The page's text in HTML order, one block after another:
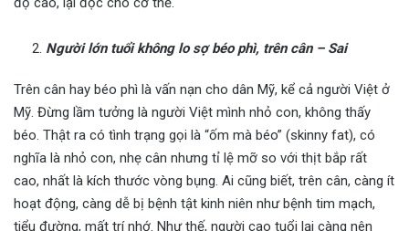
Người lớn tuổi không lo sợ béo phì, trên cân – Sai
Trên cân hay béo phì là vấn nạn cho dân Mỹ, kể cả người Việt ở
Mỹ. Đừng lầm tưởng là người Việt mình nhỏ con, không thấy
béo. Thật ra có tình trạng gọi là “ốm mà béo” (skinny fat), có
nghĩa là nhỏ con, nhẹ cân nhưng tỉ lệ mỡ so với thịt bắp rất
cao, nhất là kích thước vòng bụng. Ai cũng biết, trên cân, càng ít
hoạt động, càng dễ bị bệnh tật kinh niên như bệnh tim mạch,
tiểu đường, mất trí nhớ. Như thế, người cao tuổi lại càng nên